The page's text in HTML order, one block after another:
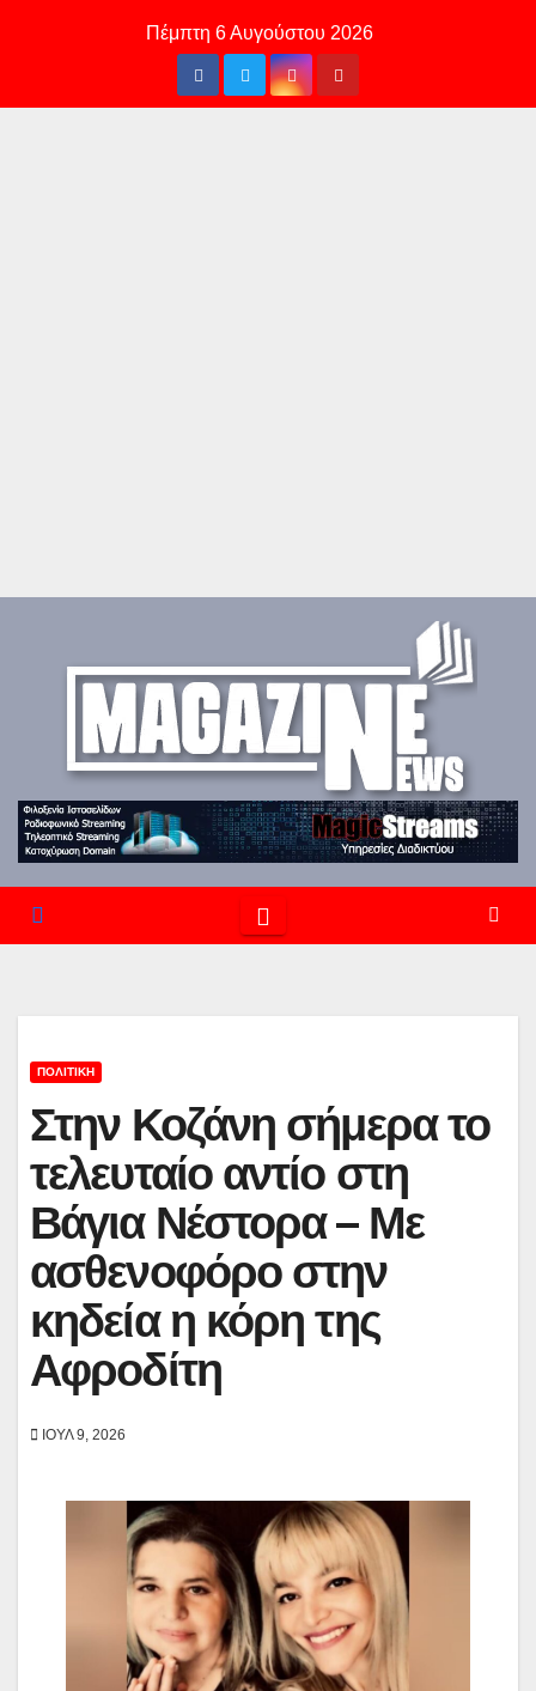
Πέμπτη 6 Αυγούστου 2026
ΠΟΛΙΤΙΚΉ
Στην Κοζάνη σήμερα το
τελευταίο αντίο στη
Βάγια Νέστορα – Με
ασθενοφόρο στην
κηδεία η κόρη της
Αφροδίτη
ΙΟΎΛ 9, 2026